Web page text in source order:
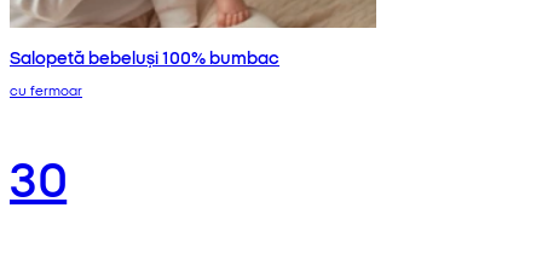
Salopetă bebeluși 100% bumbac
cu fermoar
30